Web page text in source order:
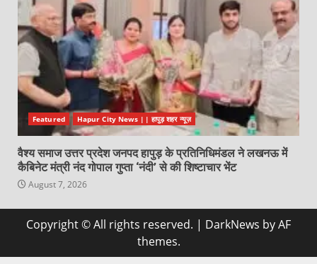
Featured Hapur City News || हापुड़ शहर न्यूज़
वैश्य समाज उत्तर प्रदेश जनपद हापुड़ के प्रतिनिधिमंडल ने लखनऊ में
कैबिनेट मंत्री नंद गोपाल गुप्ता ‘नंदी’ से की शिष्टाचार भेंट
August 7, 2026
Copyright © All rights reserved. | DarkNews by AF
themes.